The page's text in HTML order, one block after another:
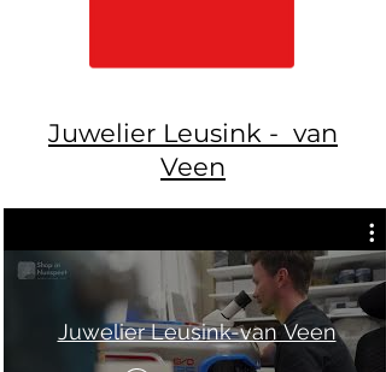
Juwelier Leusink - van
Veen
Juwelier Leusink-van Veen